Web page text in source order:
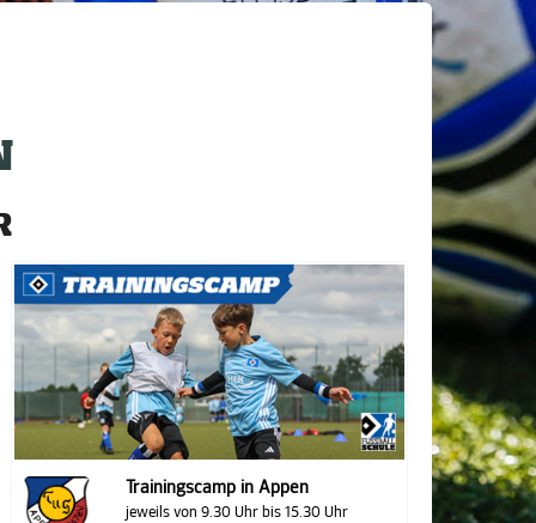
Trainingscamp in Appen
jeweils von 9.30 Uhr bis 15.30 Uhr